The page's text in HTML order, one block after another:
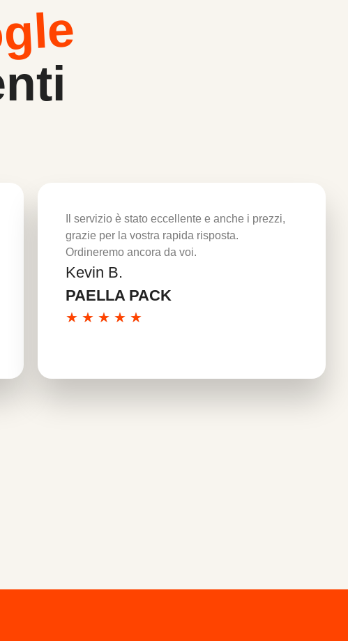
Il servizio è stato eccellente e anche i prezzi,
grazie per la vostra rapida risposta.
Ordineremo ancora da voi.
Kevin B.
PAELLA PACK
★ ★ ★ ★ ★